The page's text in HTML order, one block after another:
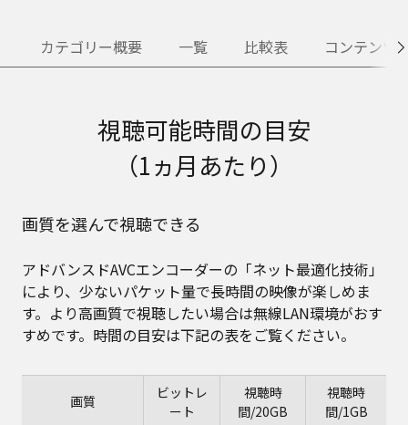
カテゴリー概要 一覧 比較表 コンテンツ
視聴可能時間の目安
（1ヵ月あたり）
画質を選んで視聴できる
アドバンスドAVCエンコーダーの「ネット最適化技術」
により、少ないパケット量で長時間の映像が楽しめま
す。より高画質で視聴したい場合は無線LAN環境がおす
すめです。時間の目安は下記の表をご覧ください。
画質
ビットレ
ート
視聴時
間/20GB
視聴時
間/1GB